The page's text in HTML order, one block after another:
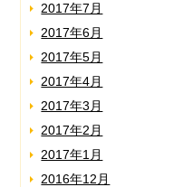
2017年7月
2017年6月
2017年5月
2017年4月
2017年3月
2017年2月
2017年1月
2016年12月